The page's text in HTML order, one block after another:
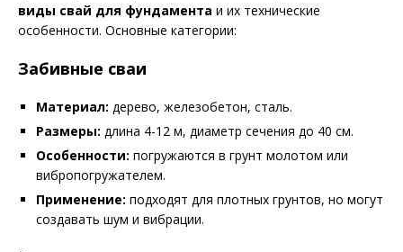
виды свай для фундамента и их технические
особенности. Основные категории:
Забивные сваи
Материал: дерево, железобетон, сталь.
Размеры: длина 4-12 м, диаметр сечения до 40 см.
Особенности: погружаются в грунт молотом или
вибропогружателем.
Применение: подходят для плотных грунтов, но могут
создавать шум и вибрации.